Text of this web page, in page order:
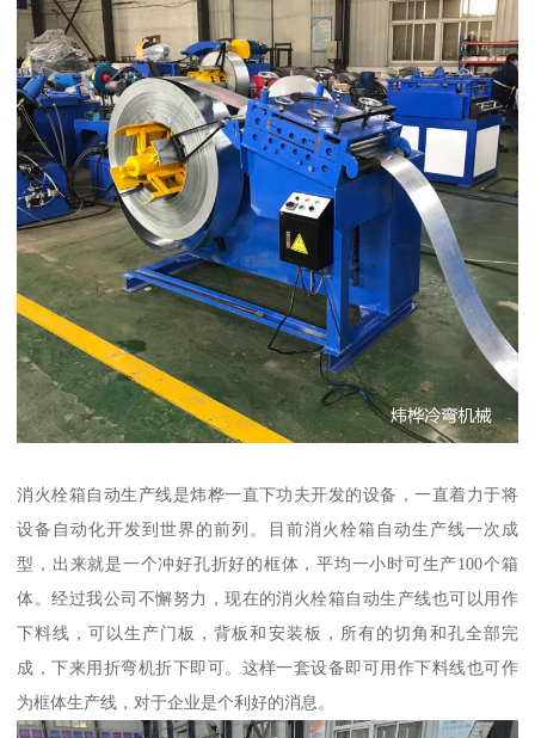
消火栓箱自动生产线是炜桦一直下功夫开发的设备，一直着力于将
设备自动化开发到世界的前列。目前消火栓箱自动生产线一次成
型，出来就是一个冲好孔折好的框体，平均一小时可生产100个箱
体。经过我公司不懈努力，现在的消火栓箱自动生产线也可以用作
下料线，可以生产门板，背板和安装板，所有的切角和孔全部完
成，下来用折弯机折下即可。这样一套设备即可用作下料线也可作
为框体生产线，对于企业是个利好的消息。